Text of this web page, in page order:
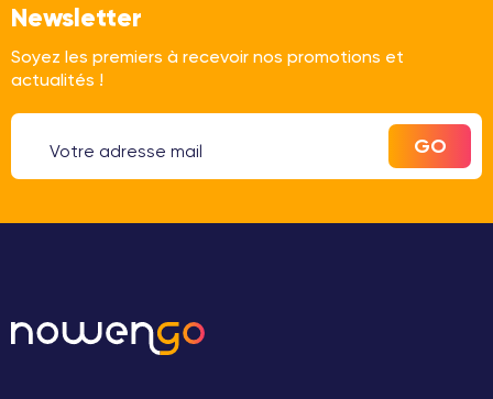
Newsletter
Soyez les premiers à recevoir nos promotions et
actualités !
GO